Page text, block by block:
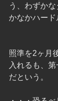
う、わずか
かなかハード
照準を2ヶ月
入れるも、
だという。